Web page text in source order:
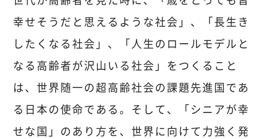
幸せそうだと思えるような社会」、「長生き
したくなる社会」、「人生のロールモデルと
なる高齢者が沢山いる社会」をつくること
は、世界随一の超高齢社会の課題先進国であ
る日本の使命である。そして、「シニアが幸
せな国」のあり方を、世界に向けて力強く発